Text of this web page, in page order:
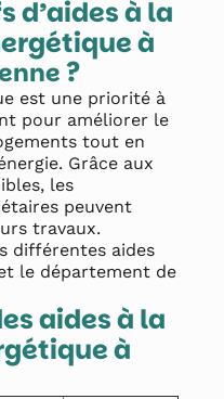
d’aides à la
à
?
est une priorité à
pour améliorer le
tout en
Grâce aux
les
peuvent
travaux.
différentes aides
le département de
aides à la
à